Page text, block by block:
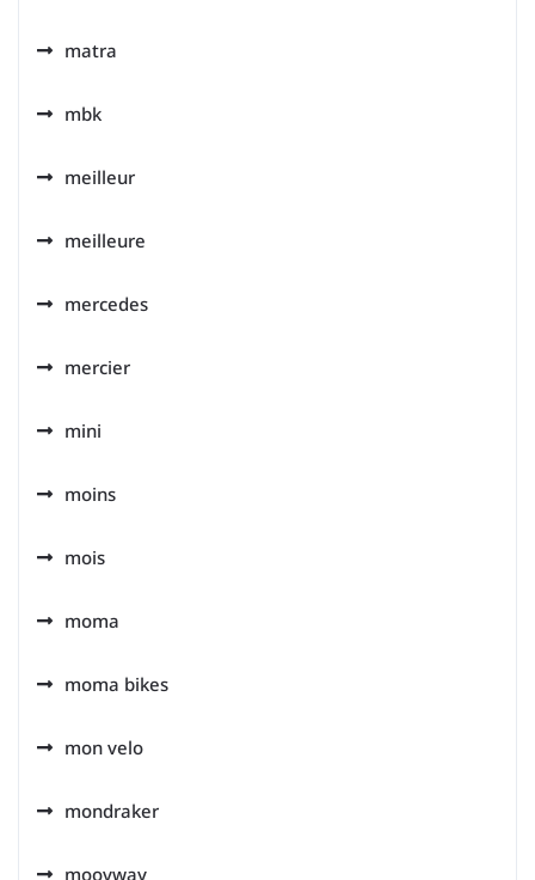
matra
mbk
meilleur
meilleure
mercedes
mercier
mini
moins
mois
moma
moma bikes
mon velo
mondraker
moovway